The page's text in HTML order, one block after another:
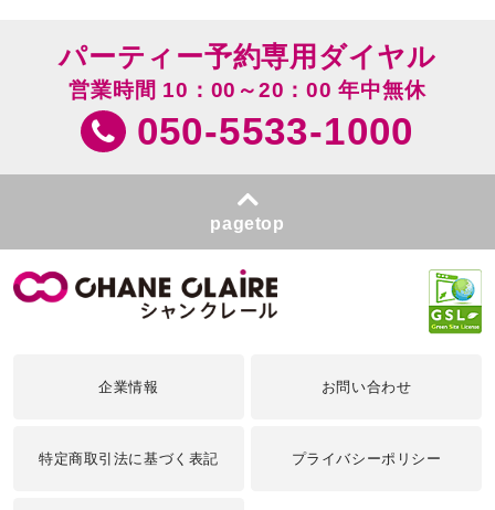
パーティー予約専用ダイヤル
営業時間 10：00～20：00 年中無休
050-5533-1000
pagetop
企業情報 お問い合わせ
特定商取引法に基づく表記 プライバシーポリシー